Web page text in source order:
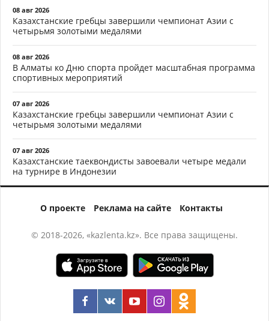
08 авг 2026
Казахстанские гребцы завершили чемпионат Азии с
четырьмя золотыми медалями
08 авг 2026
В Алматы ко Дню спорта пройдет масштабная программа
спортивных мероприятий
07 авг 2026
Казахстанские гребцы завершили чемпионат Азии с
четырьмя золотыми медалями
07 авг 2026
Казахстанские таеквондисты завоевали четыре медали
на турнире в Индонезии
О проекте Реклама на сайте Контакты
© 2018-2026, «kazlenta.kz». Все права защищены.